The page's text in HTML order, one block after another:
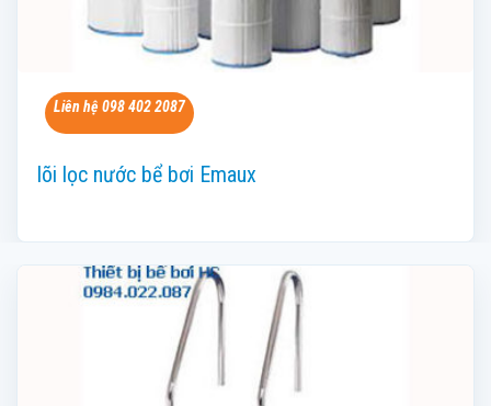
Liên hệ 098 402 2087
lõi lọc nước bể bơi Emaux